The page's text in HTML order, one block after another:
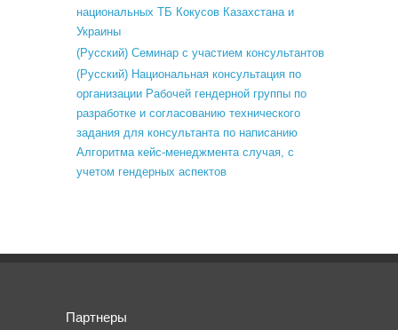
национальных ТБ Кокусов Казахстана и
Украины
(Русский) Семинар с участием консультантов
(Русский) Национальная консультация по
организации Рабочей гендерной группы по
разработке и согласованию технического
задания для консультанта по написанию
Алгоритма кейс-менеджмента случая, с
учетом гендерных аспектов
Партнеры